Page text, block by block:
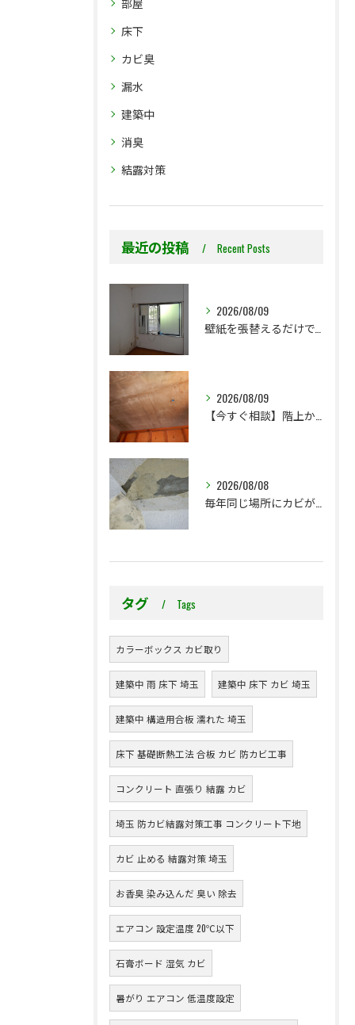
床下
カビ臭
漏水
建築中
消臭
結露対策
最近の投稿 Recent Posts
2026/08/09
2026/08/09
2026/08/08
タグ Tags
カラーボックス カビ取り
建築中 雨 床下 埼玉 建築中 床下 カビ 埼玉
建築中 構造用合板 濡れた 埼玉
床下 基礎断熱工法 合板 カビ 防カビ工事
コンクリート 直張り 結露 カビ
埼玉 防カビ結露対策工事 コンクリート下地
カビ 止める 結露対策 埼玉
お香臭 染み込んだ 臭い 除去
エアコン 設定温度 20℃以下
石膏ボード 湿気 カビ
暑がり エアコン 低温度設定